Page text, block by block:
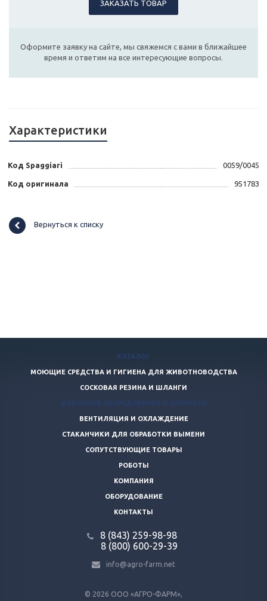
ЗАКАЗАТЬ ТОВАР
Оформите заявку на сайте, мы свяжемся с вами в ближайшее
время и ответим на все интересующие вопросы.
Характеристики
Код Spaggiari 0059/0045
Код оригинала 951783
Вернуться к списку
© 2026 ООО «АГРО-ФАРМ»,
КАТАЛОГ
МОЮЩИЕ СРЕДСТВА И ГИГИЕНА ДЛЯ ЖИВОТНОВОДСТВА
СОСКОВАЯ РЕЗИНА И ШЛАНГИ
ДОИЛЬНОЕ ОБОРУДОВАНИЕ И ЗАПЧАСТИ
ВЕНТИЛЯЦИЯ И ОХЛАЖДЕНИЕ
СТАКАНЧИКИ ДЛЯ ОБРАБОТКИ ВЫМЕНИ
СОПУТСТВУЮЩИЕ ТОВАРЫ
РОБОТЫ
КОМПАНИЯ
ОБОРУДОВАНИЕ
КОНТАКТЫ
8 (843) 259-98-98
8 (800) 600-29-39
info@agro-farm.net